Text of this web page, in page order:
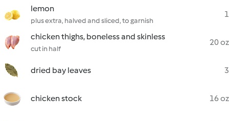
lemon
plus extra, halved and sliced, to garnish
1
chicken thighs, boneless and skinless
cut in half
20 oz
dried bay leaves 3
chicken stock 16 oz